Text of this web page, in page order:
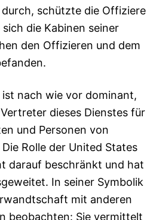
schützte die Offiziere
die Kabinen seiner
den Offizieren und dem
nach wie vor dominant,
dieses Dienstes für
und Personen von
Rolle der United States
darauf beschränkt und hat
In seiner Symbolik
mit anderen
beobachten: Sie vermittelt